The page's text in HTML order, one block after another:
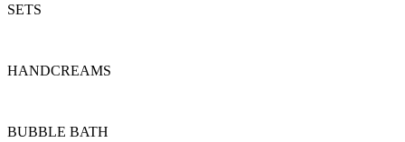
SETS
HANDCREAMS
BUBBLE BATH